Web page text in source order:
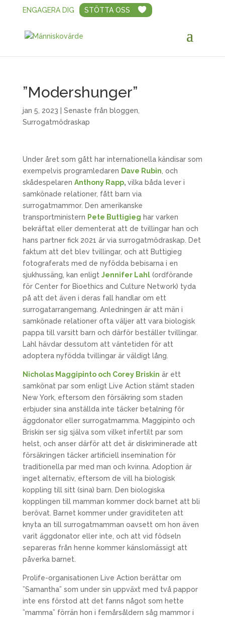
ENGAGERA DIG STÖTTA OSS
”Modershunger”
jan 5, 2023 Senaste från bloggen
Surrogatmödraskap
Under året som gått har internationella kändisar som
exempelvis programledaren Dave Rubin , och
skådespelaren Anthony Rapp, vilka båda lever i
samkönade relationer, fått barn via
surrogatmammor. Den amerikanske
transportministern Pete Buttigieg har varken
bekräftat eller dementerat att de tvillingar han och
hans partner fick 2021 är via surrogatmödraskap. Det
faktum att det blev tvillingar, och att Buttigieg
fotograferats med de nyfödda bebisarna i en
sjukhussäng, kan enligt Jennifer Lahl(ordförande
för Center for Bioethics and Culture Network) tyda
på att det även i deras fall handlar om ett
surrogatarrangemang. Anledningen är att män i
samkönade relationer ofta väljer att vara biologisk
pappa till varsitt barn och därför beställer tvillingar.
Lahl hävdar dessutom att väntetiden för att
adoptera nyfödda tvillingar är väldigt lång.
Nicholas Maggipinto och Corey Briskin är ett
samkönat par som enligt Live Action stämt staden
New York, eftersom den försäkring som staden
erbjuder sina anställda inte täcker betalning för
äggdonator eller surrogatmamma. Maggipinto och
Briskin ser sig själva som vilket infertilt par som
helst, och anser därför att det är diskriminerade att
försäkringen täcker artificiell insemination för
traditionella par med man och kvinna. Adoption är
inget alternativ, eftersom de vill ha biologisk
koppling till sitt (sina) barn. Den biologiska
kopplingen till mamman kommer dock barnet att bli
berövat. Barnet kommer under graviditeten att
knyta an till surrogatmamman oavsett om hon även
varit äggdonator eller inte, och att vid födseln
separeras från henne kommer känslomässigt att
påverka barnet.
Prolife-organisationen Live Action berättar om
”Samantha” som under sin uppväxt med två pappor
inte ens förstod att det fanns något som hette
”mamma” förrän hon i femårsåldern såg mammor i